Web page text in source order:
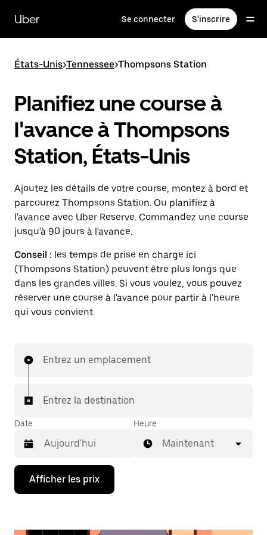
contenu
principal
Uber Se connecter S'inscrire
États-Unis>Tennessee>Thompsons Station
Planifiez une course à
l'avance à Thompsons
Station, États-Unis
Ajoutez les détails de votre course, montez à bord et
parcourez Thompsons Station. Ou planifiez à
l'avance avec Uber Reserve. Commandez une course
jusqu'à 90 jours à l'avance.
Conseil : les temps de prise en charge ici
(Thompsons Station) peuvent être plus longs que
dans les grandes villes. Si vous voulez, vous pouvez
réserver une course à l'avance pour partir à l'heure
qui vous convient.
Entrez un emplacement
Entrez la destination
Date
Appuyez
la
Heure
Maintenant
Afficher les prix